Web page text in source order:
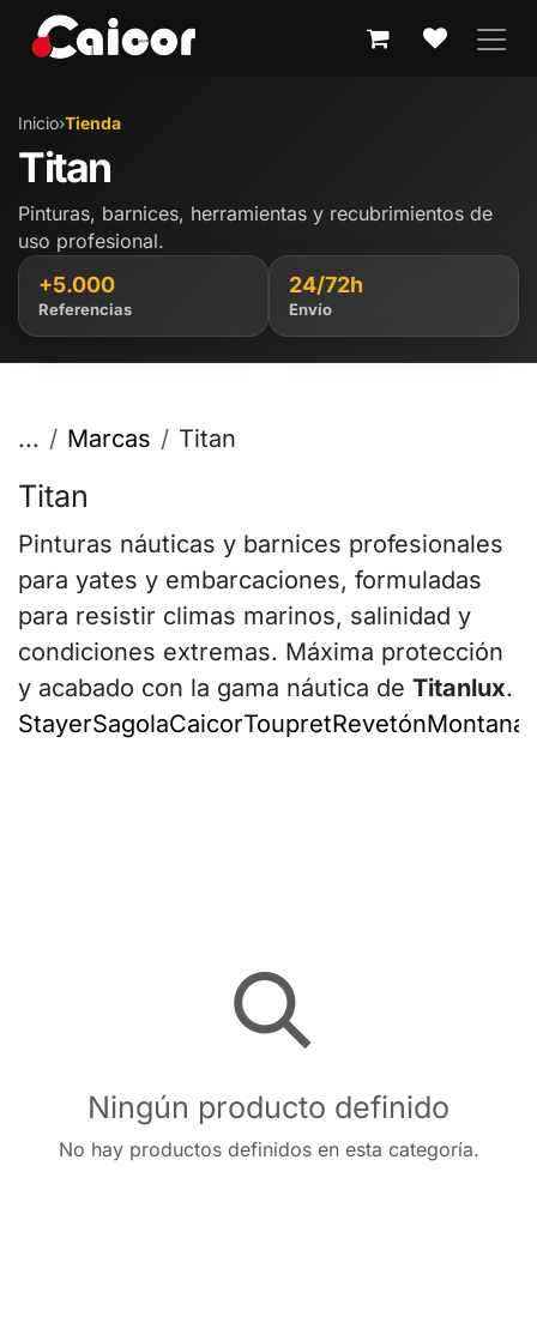
Inicio›Tienda
Titan
Pinturas, barnices, herramientas y recubrimientos de
uso profesional.
+5.000
Referencias
24/72h
Envío
... Marcas Titan
Titan
Pinturas náuticas y barnices profesionales
para yates y embarcaciones, formuladas
para resistir climas marinos, salinidad y
condiciones extremas. Máxima protección
y acabado con la gama náutica de Titanlux.
StayerSagolaCaicorToupretRevetónMontana
Ningún producto definido
No hay productos definidos en esta categoría.